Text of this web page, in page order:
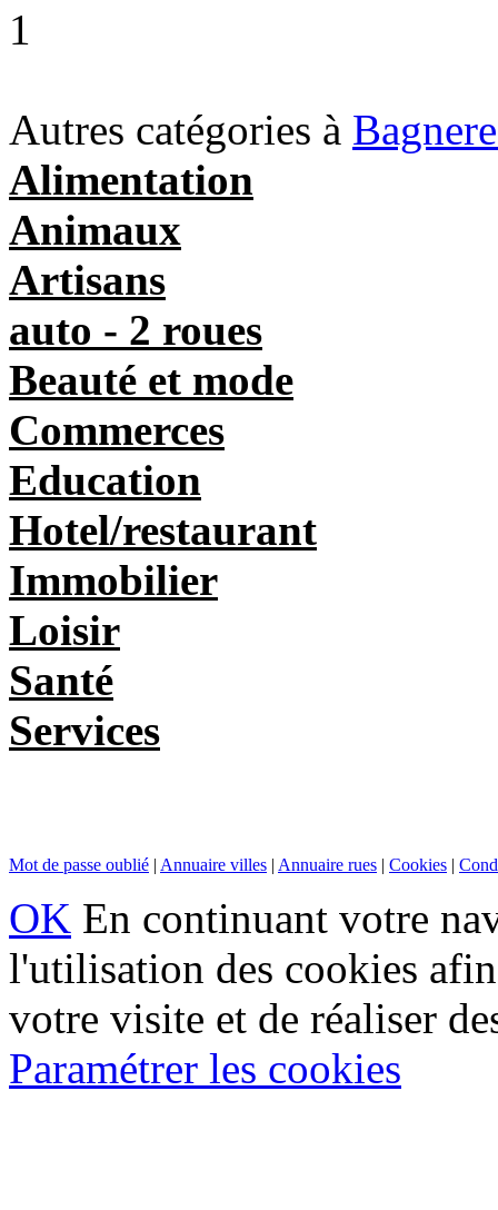
1
Autres catégories à
Alimentation
Animaux
Artisans
auto - 2 roues
Beauté et mode
Commerces
Education
Hotel/restaurant
Immobilier
Loisir
Santé
Services
Mot de passe oublié | Annuaire villes | Annuaire rues | Cookies |
OK En continuant votre
l'utilisation des cookies
votre visite et de réaliser
Paramétrer les cookies